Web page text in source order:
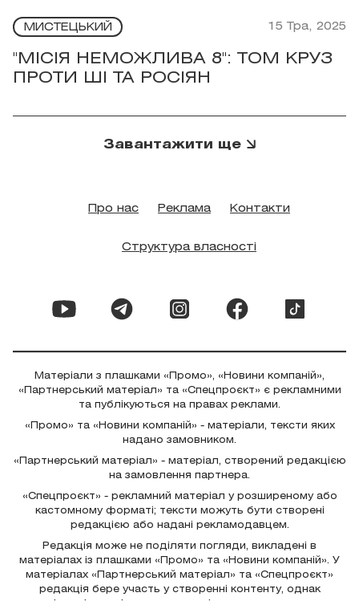
МИСТЕЦЬКИЙ 15 Тра, 2025
"МІСІЯ НЕМОЖЛИВА 8": ТОМ КРУЗ
ПРОТИ ШІ ТА РОСІЯН
Завантажити ще
Про нас Реклама Контакти
Структура власності
Матеріали з плашками «Промо», «Новини компаній»,
«Партнерський матеріал» та «Спецпроєкт» є рекламними
та публікуються на правах реклами.
«Промо» та «Новини компаній» - матеріали, тексти яких
надано замовником.
«Партнерський матеріал» - матеріал, створений редакцією
на замовлення партнера.
«Спецпроєкт» - рекламний матеріал у розширеному або
кастомному форматі; тексти можуть бути створені
редакцією або надані рекламодавцем.
Редакція може не поділяти погляди, викладені в
матеріалах із плашками «Промо» та «Новини компаній». У
матеріалах «Партнерський матеріал» та «Спецпроєкт»
редакція бере участь у створенні контенту, однак